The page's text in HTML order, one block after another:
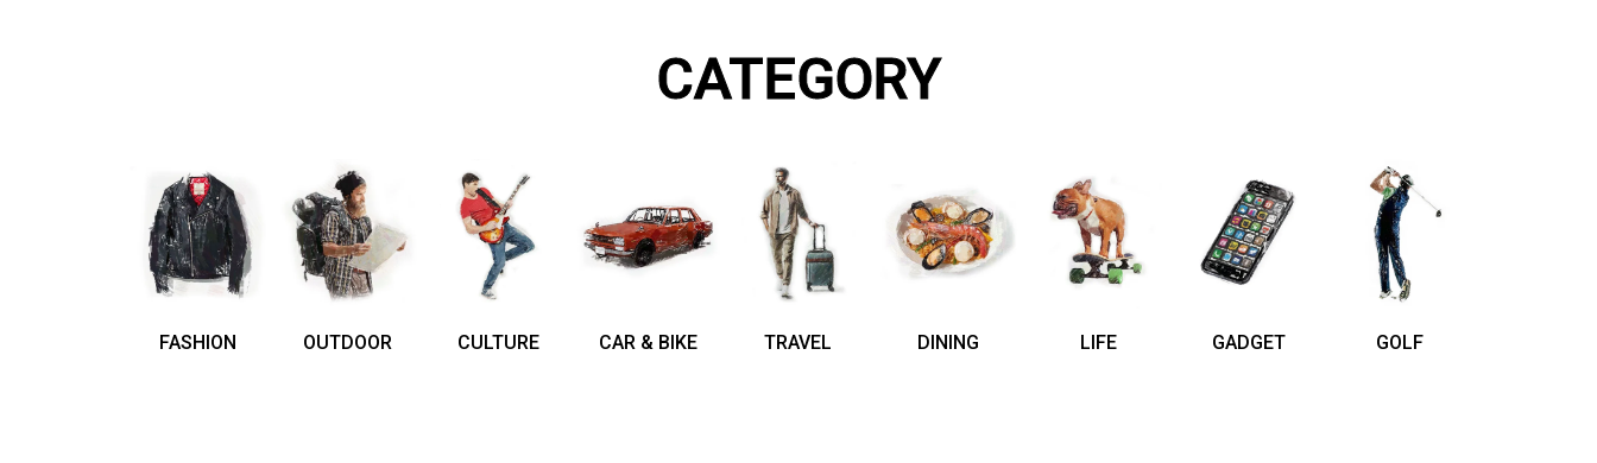
CATEGORY
FASHION OUTDOOR CULTURE CAR & BIKE TRAVEL DINING LIFE GADGET GOLF